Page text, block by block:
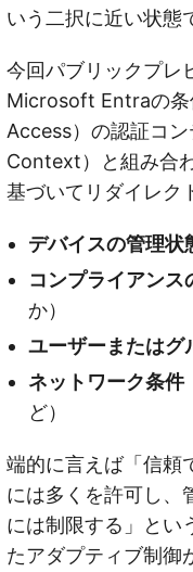
いう二択に近い状態
今回パブリックプレ
Microsoft Entraの
Access）の認証コ
Context）と組み合
基づいてリダイレク
デバイスの管理状
コンプライアンス
か）
ユーザーまたはグ
ネットワーク条件
ど）
端的に言えば「信頼
には多くを許可し、
には制限する」とい
たアダプティブ制御